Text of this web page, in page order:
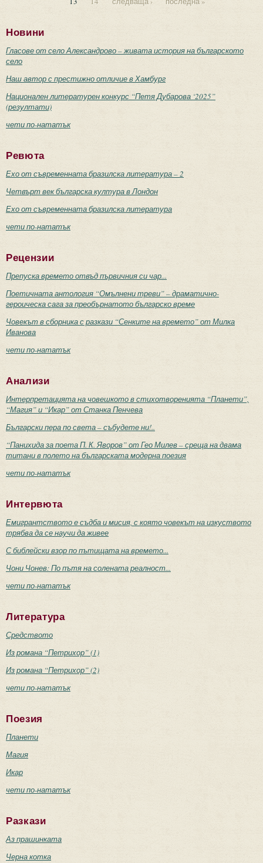
Новини
Гласове от село Александрово – живата история на българското
село
Наш автор с престижно отличие в Хамбург
Национален литературен конкурс “Петя Дубарова ‘2025”
(резултати)
чети по-нататък
Ревюта
Ехо от съвременната бразилска литература – 2
Четвърт век българска култура в Лондон
Ехо от съвременната бразилска литература
чети по-нататък
Рецензии
Препуска времето отвъд първичния си чар...
Поетичната антология “Омълнени треви” – драматично-
героическа сага за преобърнатото българско време
Човекът в сборника с разкази “Сенките на времето” от Милка
Иванова
чети по-нататък
Анализи
Интерпретацията на човешкото в стихотворенията “Планети”,
“Магия” и “Икар” от Станка Пенчева
Български пера по света – събудете ни!..
“Панихида за поета П. К. Яворов” от Гео Милев – среща на двама
титани в полето на българската модерна поезия
чети по-нататък
Интервюта
Емигрантството е съдба и мисия, с която човекът на изкуството
трябва да се научи да живее
С библейски взор по пътищата на времето...
Чони Чонев: По пътя на солената реалност...
чети по-нататък
Литература
Средството
Из романа “Петрихор” (1)
Из романа “Петрихор” (2)
чети по-нататък
Поезия
Планети
Магия
Икар
чети по-нататък
Разкази
Аз прашинката
Черна котка